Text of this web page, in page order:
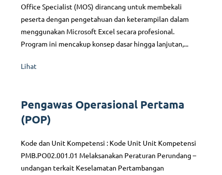
Office Specialist (MOS) dirancang untuk membekali
peserta dengan pengetahuan dan keterampilan dalam
menggunakan Microsoft Excel secara profesional.
Program ini mencakup konsep dasar hingga lanjutan,...
Lihat
Pengawas Operasional Pertama
(POP)
Kode dan Unit Kompetensi : Kode Unit Unit Kompetensi
PMB.PO02.001.01 Melaksanakan Peraturan Perundang –
undangan terkait Keselamatan Pertambangan